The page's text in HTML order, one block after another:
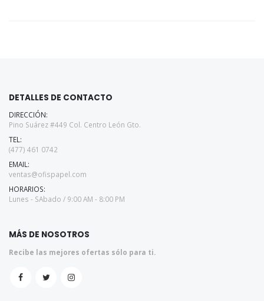
DETALLES DE CONTACTO
DIRECCIÓN:
Pino Suárez #449 Col. Centro León Gto.
TEL:
(477) 461 0742
EMAIL:
ventas@ofispapel.com
HORARIOS:
Lunes - SAbado / 9:00 AM - 8:00 PM
MÁS DE NOSOTROS
Recibe las mejores ofertas sólo para ti.